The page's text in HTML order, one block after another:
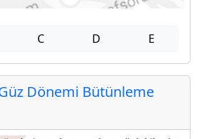
C D E
Dönemi Bütünleme